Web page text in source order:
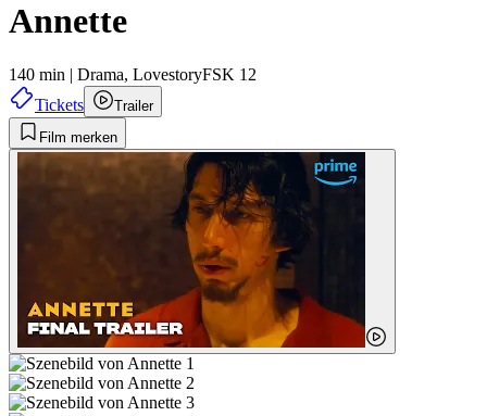
Annette
140 min | Drama, LovestoryFSK 12
Tickets
Trailer
Film merken